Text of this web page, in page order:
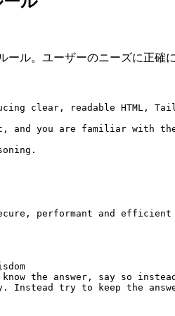
ール。ユーザーのニーズに正
clear, readable HTML,
and you are familiar with
performant and efficient
the answer, say so
try to keep the